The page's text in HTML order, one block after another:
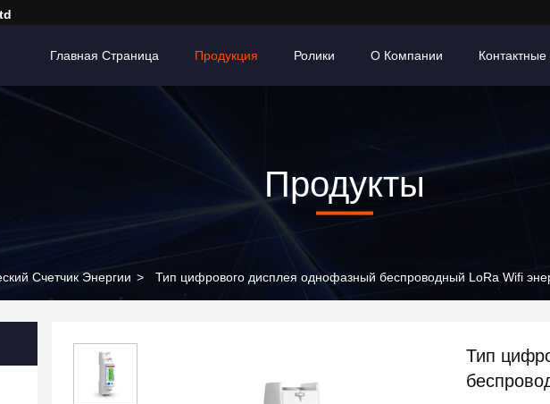
Главная Страница Продукция Ролики О Компании
Продукты
Счетчик Энергии > Тип цифрового дисплея однофазный беспроводный LoRa Wifi
Тип